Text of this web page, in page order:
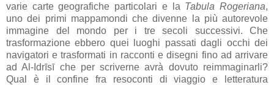
varie carte geografiche particolari e la Tabula Rogeriana,
uno dei primi mappamondi che divenne la più autorevole
immagine del mondo per i tre secoli successivi. Che
trasformazione ebbero quei luoghi passati dagli occhi dei
navigatori e trasformati in racconti e disegni fino ad arrivare
ad Al-Idrīsī che per scriverne avrà dovuto reimmaginarli?
Qual è il confine fra resoconti di viaggio e letteratura